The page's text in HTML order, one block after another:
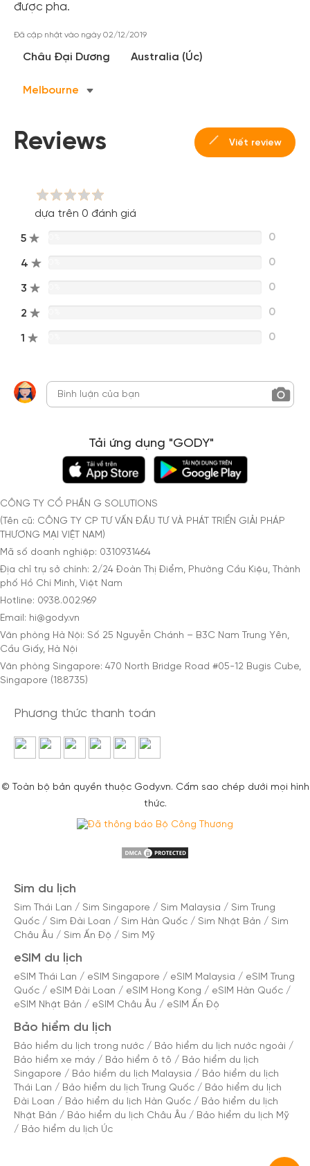
được pha.
Đã cập nhật vào ngày 02/12/2019
Châu Đại Dương Australia (Úc)
Melbourne
Reviews Viết review
dựa trên 0 đánh giá
5 0
4 0
3 0
2 0
1 0
Tải ứng dụng "GODY"
CÔNG TY CỔ PHẦN G SOLUTIONS
(Tên cũ: CÔNG TY CP TƯ VẤN ĐẦU TƯ VÀ PHÁT TRIỂN GIẢI PHÁP
THƯƠNG MẠI VIỆT NAM)
Mã số doanh nghiệp: 0310931464
Địa chỉ trụ sở chính: 2/24 Đoàn Thị Điểm, Phường Cầu Kiệu, Thành
phố Hồ Chí Minh, Việt Nam
Hotline: 0938.002.969
Email: hi@gody.vn
Văn phòng Hà Nội: Số 25 Nguyễn Chánh – B3C Nam Trung Yên,
Cầu Giấy, Hà Nội
Văn phòng Singapore: 470 North Bridge Road #05-12 Bugis Cube,
Singapore (188735)
Phương thức thanh toán
© Toàn bộ bản quyền thuộc Gody.vn. Cấm sao chép dưới mọi hình
thức.
Sim du lịch
Sim Thái Lan / Sim Singapore / Sim Malaysia / Sim Trung
Quốc / Sim Đài Loan / Sim Hàn Quốc / Sim Nhật Bản / Sim
Châu Âu / Sim Ấn Độ / Sim Mỹ
eSIM du lịch
eSIM Thái Lan / eSIM Singapore / eSIM Malaysia / eSIM Trung
Quốc / eSIM Đài Loan / eSIM Hong Kong / eSIM Hàn Quốc /
eSIM Nhật Bản / eSIM Châu Âu / eSIM Ấn Độ
Bảo hiểm du lịch
Bảo hiểm du lịch trong nước / Bảo hiểm du lịch nước ngoài /
Bảo hiểm xe máy / Bảo hiểm ô tô / Bảo hiểm du lịch
Singapore / Bảo hiểm du lịch Malaysia / Bảo hiểm du lịch
Thái Lan / Bảo hiểm du lịch Trung Quốc / Bảo hiểm du lịch
Đài Loan / Bảo hiểm du lịch Hàn Quốc / Bảo hiểm du lịch
Nhật Bản / Bảo hiểm du lịch Châu Âu / Bảo hiểm du lịch Mỹ
/ Bảo hiểm du lịch Úc
Tạo tài khoản nhanh - nhận nhiều ưu
Tạo tài khoản để có thể
Đăng nhập Facebook